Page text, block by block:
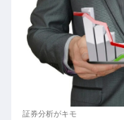
証券分析がキモ